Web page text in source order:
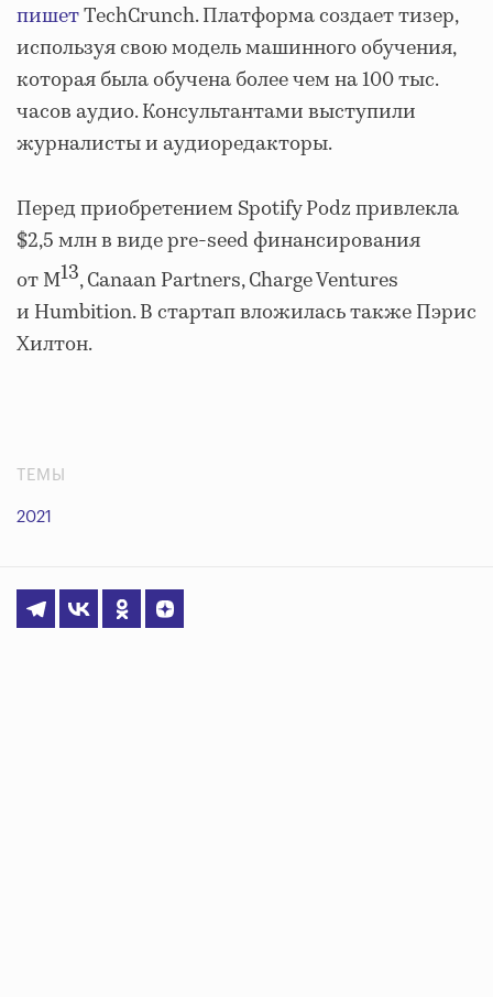
пишетTechCrunch. Платформа создает тизер,
используя свою модель машинного обучения,
которая была обучена более чем на 100 тыс.
часов аудио. Консультантами выступили
журналисты и аудиоредакторы.
Перед приобретением Spotify Podz привлекла
$2,5 млн в виде pre-seed финансирования
от M13, Canaan Partners, Charge Ventures
и Humbition. В стартап вложилась также Пэрис
Хилтон.
ТЕМЫ
2021